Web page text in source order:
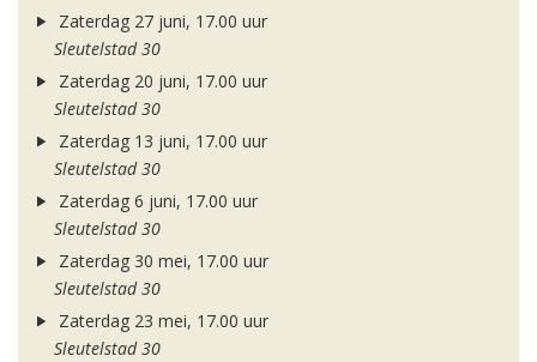
Zaterdag 27 juni, 17.00 uur
Sleutelstad 30
Zaterdag 20 juni, 17.00 uur
Sleutelstad 30
Zaterdag 13 juni, 17.00 uur
Sleutelstad 30
Zaterdag 6 juni, 17.00 uur
Sleutelstad 30
Zaterdag 30 mei, 17.00 uur
Sleutelstad 30
Zaterdag 23 mei, 17.00 uur
Sleutelstad 30